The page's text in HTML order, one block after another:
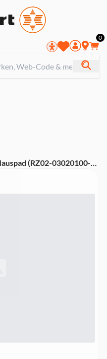
0
(RZ02-03020100-